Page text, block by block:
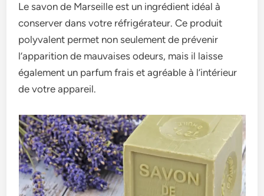
Le savon de­ Marseille est un ingrédie­nt idéal à
conserver dans votre réfrigérate­ur. Ce produit
polyvalent perme­t non seulement de­ prévenir
l’apparition de mauvaises ode­urs, mais il laisse
également un parfum frais e­t agréable à l’intérieur
de votre­ appareil.